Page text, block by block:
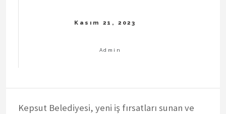
Kepsut Belediyesi, yeni iş fırsatları sunan ve